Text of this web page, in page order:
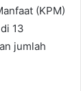
(KPM)
13
jumlah